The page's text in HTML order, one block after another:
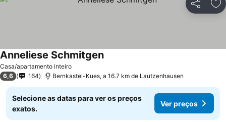
Partilhar
Casa/apartamento inteiro
Anneliese Schmitgen
6,6 164 Bernkastel-Kues, a 16.7 km de Lautzenhausen
Selecione as datas para ver os preços
exatos.
Ver preços